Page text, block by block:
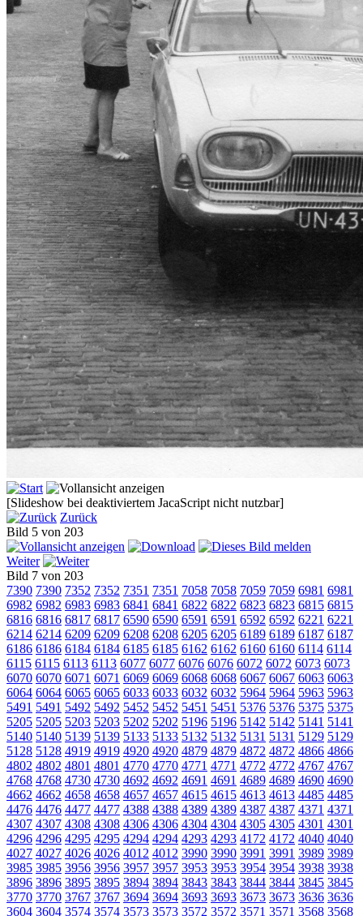
[Slideshow bei deaktiviertem JacaScript nicht nutzbar]
Zurück
Bild 5 von 203
Weiter
Bild 7 von 203
7390 7390 7352 7352 7351 7351 7058 7058 7059 7059 6981 6981
6982 6982 6983 6983 6841 6841 6822 6822 6823 6823 6815 6815
6816 6816 6817 6817 6590 6590 6591 6591 6592 6592 6221 6221
6214 6214 6209 6209 6208 6208 6205 6205 6189 6189 6187 6187
6186 6186 6184 6184 6185 6185 6162 6162 6160 6160 6114 6114
6115 6115 6113 6113 6077 6077 6076 6076 6072 6072 6073 6073
6070 6070 6071 6071 6069 6069 6068 6068 6067 6067 6063 6063
6064 6064 6065 6065 6033 6033 6032 6032 5964 5964 5963 5963
5491 5491 5492 5492 5452 5452 5451 5451 5376 5376 5375 5375
5205 5205 5203 5203 5202 5202 5196 5196 5142 5142 5141 5141
5140 5140 5139 5139 5133 5133 5132 5132 5131 5131 5129 5129
5128 5128 4919 4919 4920 4920 4879 4879 4872 4872 4866 4866
4802 4802 4801 4801 4770 4770 4771 4771 4772 4772 4767 4767
4768 4768 4730 4730 4692 4692 4691 4691 4689 4689 4690 4690
4662 4662 4658 4658 4657 4657 4615 4615 4613 4613 4485 4485
4476 4476 4477 4477 4388 4388 4389 4389 4387 4387 4371 4371
4307 4307 4308 4308 4306 4306 4304 4304 4305 4305 4301 4301
4296 4296 4295 4295 4294 4294 4293 4293 4172 4172 4040 4040
4027 4027 4026 4026 4012 4012 3990 3990 3991 3991 3989 3989
3985 3985 3956 3956 3957 3957 3953 3953 3954 3954 3938 3938
3896 3896 3895 3895 3894 3894 3843 3843 3844 3844 3845 3845
3770 3770 3767 3767 3694 3694 3693 3693 3673 3673 3636 3636
3604 3604 3574 3574 3573 3573 3572 3572 3571 3571 3568 3568